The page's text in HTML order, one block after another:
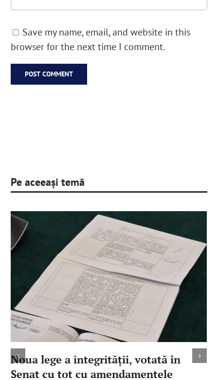
Save my name, email, and website in this
browser for the next time I comment.
Pe aceeași temă
Noua lege a integrităţii, votată în
Senat cu tot cu amendamentele